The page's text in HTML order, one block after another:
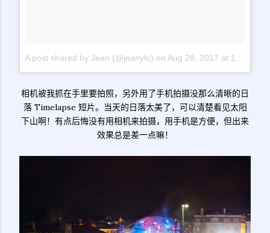
A post shared by Jean (@jeanyfc) on Aug 28, 2017 at 1:41pm PDT
相机被我抓在手里要拍照，另外用了手机拍摄没那么清晰的日
落 Timelapse 短片。当天的日落太美了，可以清楚看见太阳
下山啊！有点后悔没有用相机来拍摄，用手机是方便，但出来
效果总是差一点嘛！